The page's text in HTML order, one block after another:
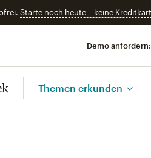
Starte noch heute – keine
Demo anfordern:
Themen erkunden